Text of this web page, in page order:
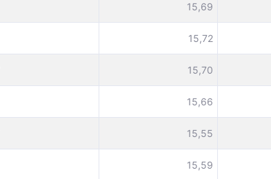
15,69
15,72
15,70
15,66
15,55
15,59